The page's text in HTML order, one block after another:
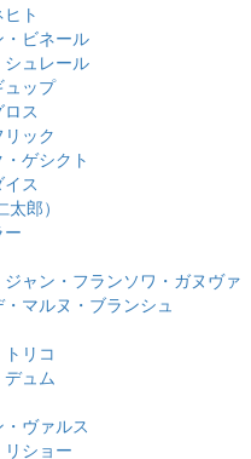
ト
ビネール
ュレール
ュップ
ロス
ック
ゲシクト
ス
郎）
ー
ャン・フランソワ・ガヌヴァ
・マルヌ・ブランシュ
リコ
ュム
ヴァルス
ショー